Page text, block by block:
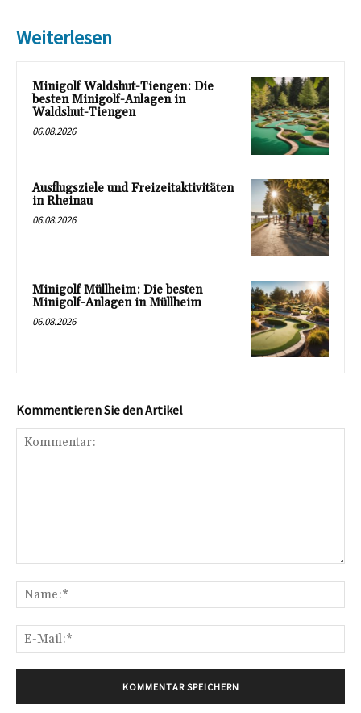
Weiterlesen
Minigolf Waldshut-Tiengen: Die
besten Minigolf-Anlagen in
Waldshut-Tiengen
06.08.2026
Ausflugsziele und Freizeitaktivitäten
in Rheinau
06.08.2026
Minigolf Müllheim: Die besten
Minigolf-Anlagen in Müllheim
06.08.2026
Kommentieren Sie den Artikel